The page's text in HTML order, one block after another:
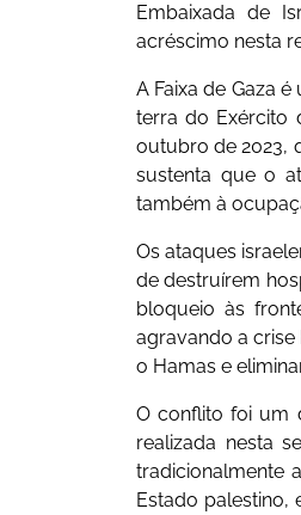
Embaixada de
acréscimo nesta
A Faixa de Gaza
terra do Exército
outubro de 2023,
sustenta que o
também à
Os ataques
de destruírem
bloqueio às
agravando a crise
o Hamas e
O conflito foi um
realizada nesta
tradicionalmente
Estado palestino,